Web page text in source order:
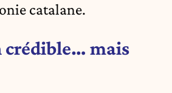
catalane.
crédible… mais